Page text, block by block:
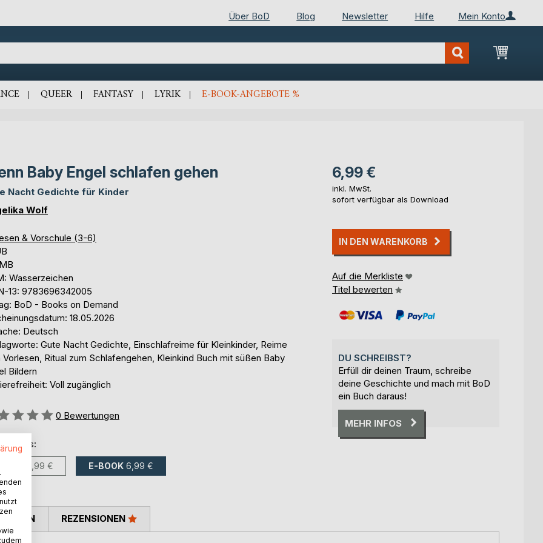
Mein Konto
Über BoD Blog Newsletter Hilfe
Mein
QUEER FANTASY LYRIK E-BOOK-ANGEBOTE %
Baby Engel schlafen gehen
Nacht Gedichte für Kinder
Wolf
& Vorschule (3-6)
Wasserzeichen
13: 9783696342005
BoD - Books on Demand
18.05.2026
Deutsch
Gute Nacht Gedichte, Einschlafreime für Kleinkinder, Reime
Vorlesen, Ritual zum Schlafengehen, Kleinkind Buch mit süßen Baby
Bildern
Voll zugänglich
0 Bewertungen
als:
12,99 € E-BOOK 6,99 €
6,99 €
inkl. MwSt.
sofort verfügbar als Download
IN DEN WARENKORB
Auf die Merkliste
Titel bewerten
DU SCHREIBST?
Erfüll dir deinen Traum, schreibe
deine Geschichte und mach mit BoD
ein Buch daraus!
MEHR INFOS
REZENSIONEN